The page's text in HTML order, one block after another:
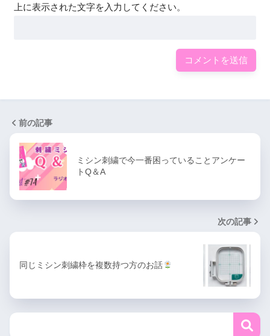
上に表示された文字を入力してください。
前の記事
ミシン刺繍で今一番困っていることアンケー
トQ＆A
次の記事
同じミシン刺繍枠を複数持つ方のお話